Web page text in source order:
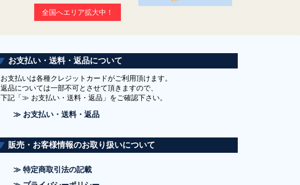
全国へエリア拡大中！
お支払い・送料・返品について
お支払いは各種クレジットカードがご利用頂けます。
返品については一部不可とさせて頂きますので、
下記「≫ お支払い・送料・返品」をご確認下さい。
≫ お支払い・送料・返品
販売・お客様情報のお取り扱いについて
≫ 特定商取引法の記載